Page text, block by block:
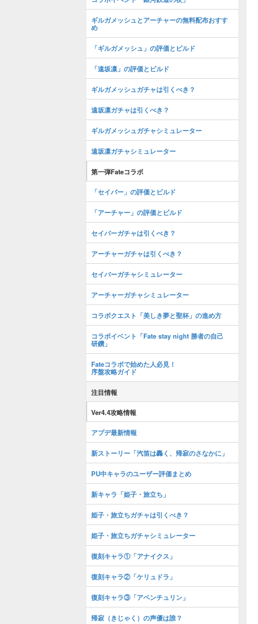
ギルガメッシュとアーチャーの無料配布おすす
め
「ギルガメッシュ」の評価とビルド
「遠坂凛」の評価とビルド
ギルガメッシュガチャは引くべき？
遠坂凛ガチャは引くべき？
ギルガメッシュガチャシミュレーター
遠坂凛ガチャシミュレーター
第一弾Fateコラボ
「セイバー」の評価とビルド
「アーチャー」の評価とビルド
セイバーガチャは引くべき？
アーチャーガチャは引くべき？
セイバーガチャシミュレーター
アーチャーガチャシミュレーター
コラボクエスト「美しき夢と聖杯」の進め方
コラボイベント「Fate stay night 勝者の自己
研鑽」
Fateコラボで始めた人必見！
序盤攻略ガイド
注目情報
Ver4.4攻略情報
アプデ最新情報
新ストーリー「汽笛は轟く、帰寂のさなかに」
PU中キャラのユーザー評価まとめ
新キャラ「姫子・旅立ち」
姫子・旅立ちガチャは引くべき？
姫子・旅立ちガチャシミュレーター
復刻キャラ①「アナイクス」
復刻キャラ②「ケリュドラ」
復刻キャラ③「アベンチュリン」
帰寂（きじゃく）の声優は誰？